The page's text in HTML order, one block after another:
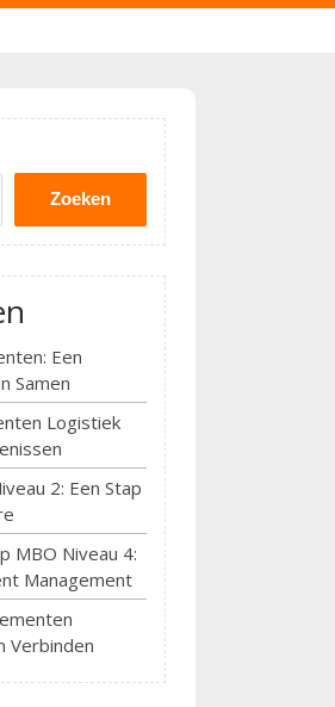
Zoeken
Een
Samen
Logistiek
2: Een Stap
MBO Niveau 4:
Management
Verbinden